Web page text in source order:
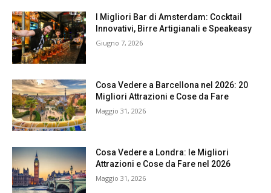
I Migliori Bar di Amsterdam: Cocktail
Innovativi, Birre Artigianali e Speakeasy
Giugno 7, 2026
Cosa Vedere a Barcellona nel 2026: 20
Migliori Attrazioni e Cose da Fare
Maggio 31, 2026
Cosa Vedere a Londra: le Migliori
Attrazioni e Cose da Fare nel 2026
Maggio 31, 2026